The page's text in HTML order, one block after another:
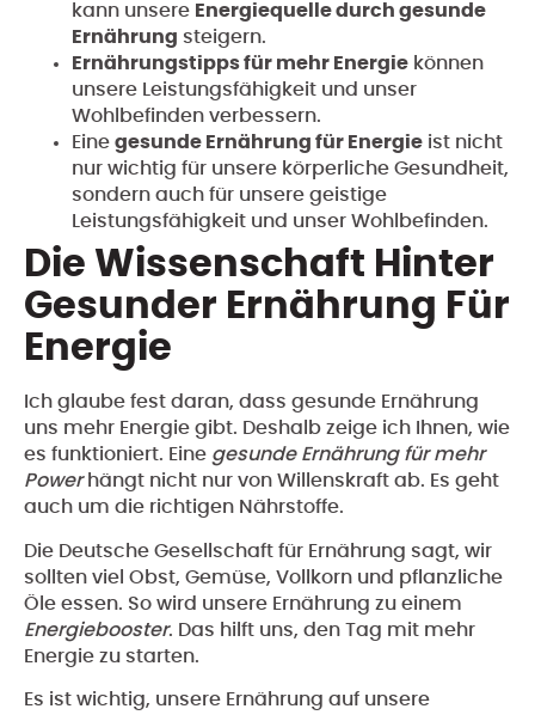
kann unsere Energiequelle durch gesunde
Ernährung steigern.
Ernährungstipps für mehr Energie können
unsere Leistungsfähigkeit und unser
Wohlbefinden verbessern.
Eine gesunde Ernährung für Energie ist nicht
nur wichtig für unsere körperliche Gesundheit,
sondern auch für unsere geistige
Leistungsfähigkeit und unser Wohlbefinden.
Die Wissenschaft Hinter
Gesunder Ernährung Für
Energie
Ich glaube fest daran, dass gesunde Ernährung
uns mehr Energie gibt. Deshalb zeige ich Ihnen, wie
es funktioniert. Eine gesunde Ernährung für mehr
Powerhängt nicht nur von Willenskraft ab. Es geht
auch um die richtigen Nährstoffe.
Die Deutsche Gesellschaft für Ernährung sagt, wir
sollten viel Obst, Gemüse, Vollkorn und pflanzliche
Öle essen. So wird unsere Ernährung zu einem
Energiebooster. Das hilft uns, den Tag mit mehr
Energie zu starten.
Es ist wichtig, unsere Ernährung auf unsere